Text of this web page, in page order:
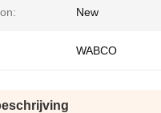
New
WABCO